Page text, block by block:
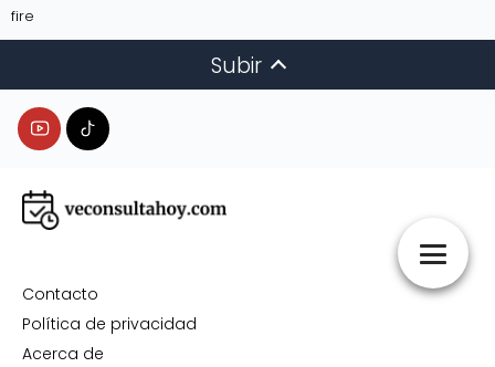
fire
Subir
Contacto
Política de privacidad
Acerca de